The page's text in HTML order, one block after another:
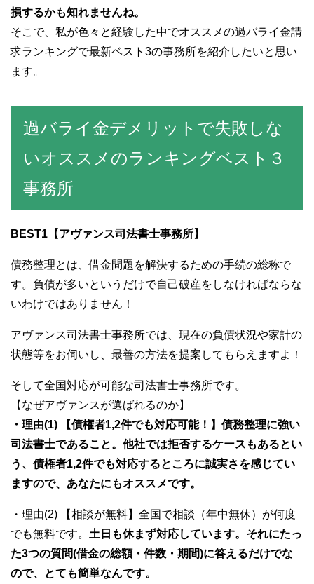
損するかも知れませんね。
そこで、私が色々と経験した中でオススメの過バライ金請
求ランキングで最新ベスト3の事務所を紹介したいと思い
ます。
過バライ金デメリットで失敗しな
いオススメのランキングベスト３
事務所
BEST1 【アヴァンス司法書士事務所】
債務整理とは、借金問題を解決するための手続の総称で
す。負債が多いというだけで自己破産をしなければならな
いわけではありません！
アヴァンス司法書士事務所では、現在の負債状況や家計の
状態等をお伺いし、最善の方法を提案してもらえますよ！
そして全国対応が可能な司法書士事務所です。
【なぜアヴァンスが選ばれるのか】
・理由(1) 【債権者1,2件でも対応可能！】債務整理に強い
司法書士であること。他社では拒否するケースもあるとい
う、債権者1,2件でも対応するところに誠実さを感じてい
ますので、あなたにもオススメです。
・理由(2) 【相談が無料】全国で相談（年中無休）が何度
でも無料です。 土日も休まず対応しています。それにたっ
た3つの質問(借金の総額・件数・期間)に答えるだけでな
ので、とても簡単なんです。